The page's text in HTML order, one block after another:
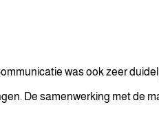
was ook zeer
De samenwerking met de